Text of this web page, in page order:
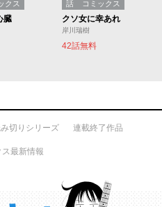
クス
臓
話 コミックス
クソ女に幸あれ
岸川瑞樹
42話無料
切りシリーズ 連載終了作品
ス最新情報